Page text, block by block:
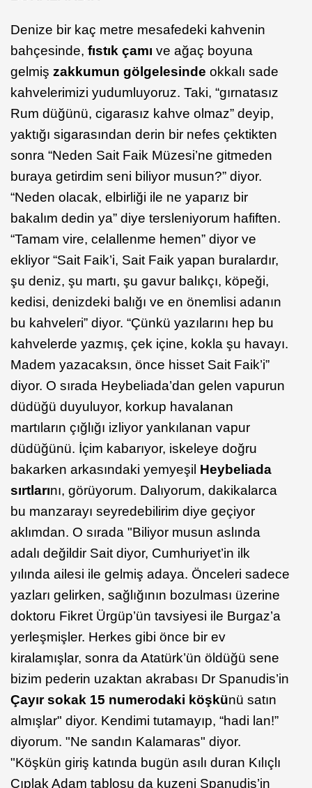
Denize bir kaç metre mesafedeki kahvenin
bahçesinde, fıstık çamı ve ağaç boyuna
gelmiş zakkumun gölgelesinde okkalı sade
kahvelerimizi yudumluyoruz. Taki, “gırnatasız
Rum düğünü, cigarasız kahve olmaz” deyip,
yaktığı sigarasından derin bir nefes çektikten
sonra “Neden Sait Faik Müzesi’ne gitmeden
buraya getirdim seni biliyor musun?” diyor.
“Neden olacak, elbirliği ile ne yaparız bir
bakalım dedin ya” diye tersleniyorum hafiften.
“Tamam vire, celallenme hemen” diyor ve
ekliyor “Sait Faik’i, Sait Faik yapan buralardır,
şu deniz, şu martı, şu gavur balıkçı, köpeği,
kedisi, denizdeki balığı ve en önemlisi adanın
bu kahveleri” diyor. “Çünkü yazılarını hep bu
kahvelerde yazmış, çek içine, kokla şu havayı.
Madem yazacaksın, önce hisset Sait Faik’i”
diyor. O sırada Heybeliada’dan gelen vapurun
düdüğü duyuluyor, korkup havalanan
martıların çığlığı izliyor yankılanan vapur
düdüğünü. İçim kabarıyor, iskeleye doğru
bakarken arkasındaki yemyeşil Heybeliada
sırtlarını, görüyorum. Dalıyorum, dakikalarca
bu manzarayı seyredebilirim diye geçiyor
aklımdan. O sırada "Biliyor musun aslında
adalı değildir Sait diyor, Cumhuriyet’in ilk
yılında ailesi ile gelmiş adaya. Önceleri sadece
yazları gelirken, sağlığının bozulması üzerine
doktoru Fikret Ürgüp’ün tavsiyesi ile Burgaz’a
yerleşmişler. Herkes gibi önce bir ev
kiralamışlar, sonra da Atatürk’ün öldüğü sene
bizim pederin uzaktan akrabası Dr Spanudis’in
Çayır sokak 15 numerodaki köşkünü satın
almışlar" diyor. Kendimi tutamayıp, “hadi lan!”
diyorum. "Ne sandın Kalamaras" diyor.
"Köşkün giriş katında bugün asılı duran Kılıçlı
Çıplak Adam tablosu da kuzeni Spanudis’in